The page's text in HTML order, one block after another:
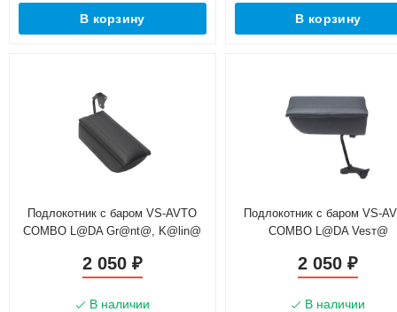
В корзину В корзину
Подлокотник с баром VS-AVTO
COMBO L@DA Gr@nt@, K@lin@
Datsun (с регулировкой сидения
2 050 ₽
В наличии
Подлокотник с баром VS-
COMBO L@DA Vesт@
2 050₽
В наличии